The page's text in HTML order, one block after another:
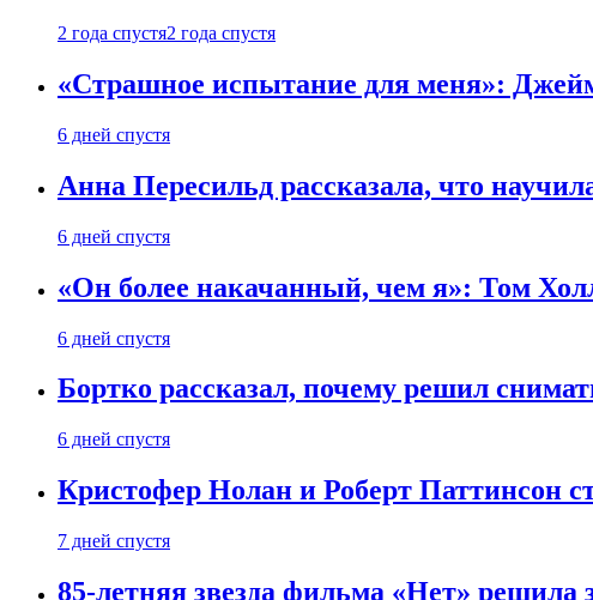
2 года спустя2 года спустя
«Страшное испытание для меня»:
6 дней спустя
Анна Пересильд рассказала, что
6 дней спустя
«Он более накачанный, чем я»: Том
6 дней спустя
Бортко рассказал, почему решил
6 дней спустя
Кристофер Нолан и Роберт Паттинсон
7 дней спустя
85-летняя звезда фильма «Нет» решила